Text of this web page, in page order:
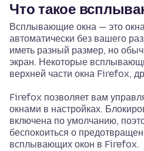
Что такое
Всплывающие окна — это
автоматически без вашего
иметь разный размер, но
экран. Некоторые
верхней части окна Firefox,
Firefox позволяет вам
окнами в настройках.
включена по умолчанию,
беспокоиться о
всплывающих окон в Firefox.